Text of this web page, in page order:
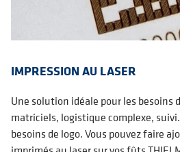
IMPRESSION AU LASER
Une solution idéale pour les
matriciels, logistique complexe,
besoins de logo. Vous pouvez faire